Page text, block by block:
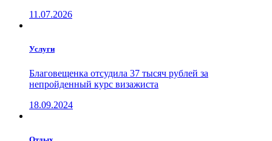
11.07.2026
Услуги
Благовещенка отсудила 37 тысяч рублей за
непройденный курс визажиста
18.09.2024